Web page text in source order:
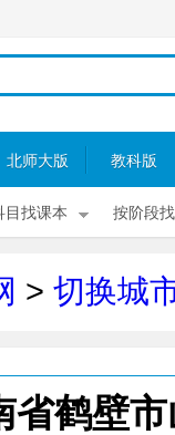
北师大版 教科版
目找课本 按阶段
> 切换城
省鹤壁